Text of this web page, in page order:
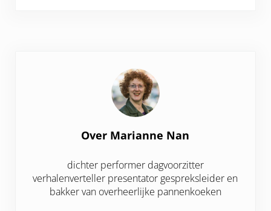
Over Marianne Nan
dichter performer dagvoorzitter
verhalenverteller presentator gespreksleider en
bakker van overheerlijke pannenkoeken